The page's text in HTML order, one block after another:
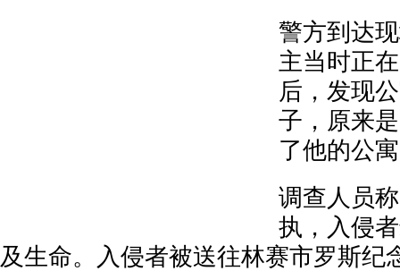
警方到达
主当时正
后，发现
子，原来
了他的公
调查人员
执，入侵
及生命。入侵者被送往林赛市罗斯纪